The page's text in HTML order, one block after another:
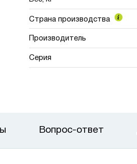
Страна производства
Производитель
Серия
Вопрос-ответ